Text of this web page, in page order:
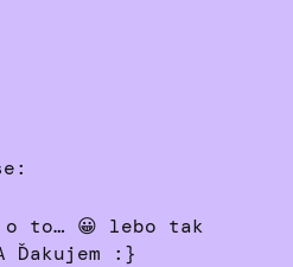
to… 😀 lebo tak
Ďakujem :}